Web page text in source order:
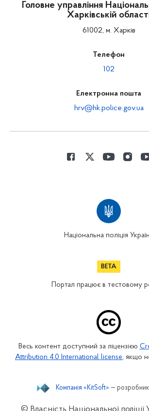
Головне управління
Харківській
61002, м. Харків
Телефон
102
Електронна пошта
hrv@hk.police.gov.ua
Національна поліція
Портал працює в тестовому
Весь контент доступний за ліцензією
Attribution 4.0 International license, якщо
Компанія «KitSoft» —